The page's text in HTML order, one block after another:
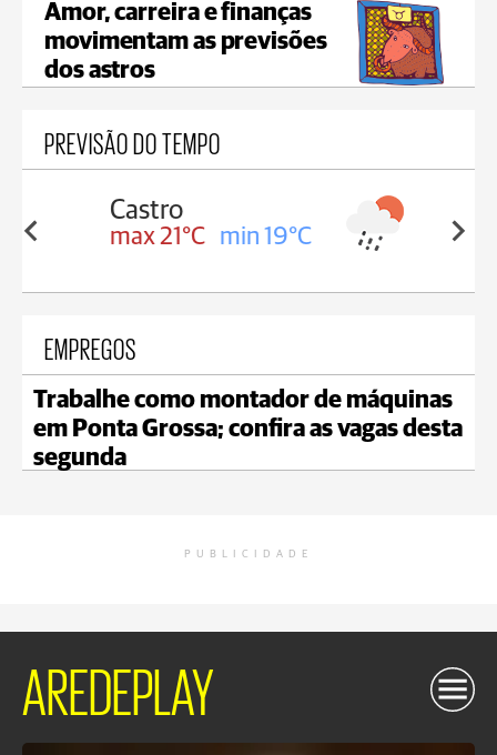
Amor, carreira e finanças
movimentam as previsões
dos astros
PREVISÃO DO TEMPO
19°C max 20°C min 19°C
EMPREGOS
Trabalhe como montador de máquinas
em Ponta Grossa; confira as vagas desta
segunda
PUBLICIDADE
AREDEPLAY